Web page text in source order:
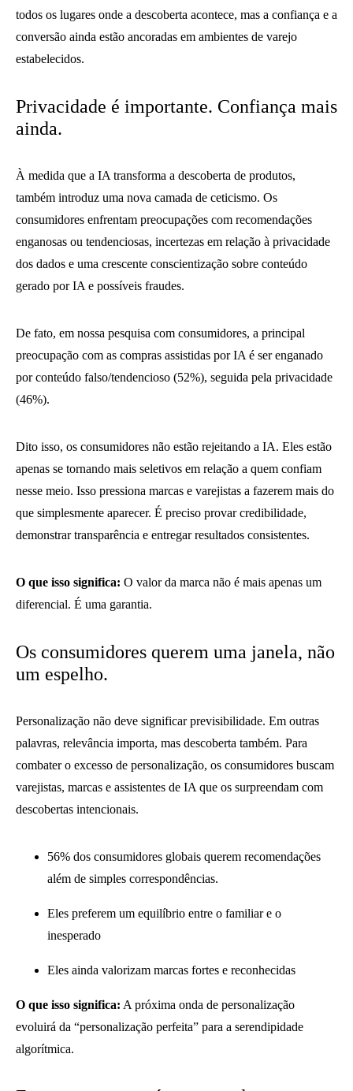
todos os lugares onde a descoberta acontece, mas a confiança e a
conversão ainda estão ancoradas em ambientes de varejo
estabelecidos.
Privacidade é importante. Confiança mais
ainda.
À medida que a IA transforma a descoberta de produtos,
também introduz uma nova camada de ceticismo. Os
consumidores enfrentam preocupações com recomendações
enganosas ou tendenciosas, incertezas em relação à privacidade
dos dados e uma crescente conscientização sobre conteúdo
gerado por IA e possíveis fraudes.
De fato, em nossa pesquisa com consumidores, a principal
preocupação com as compras assistidas por IA é ser enganado
por conteúdo falso/tendencioso (52%), seguida pela privacidade
(46%).
Dito isso, os consumidores não estão rejeitando a IA. Eles estão
apenas se tornando mais seletivos em relação a quem confiam
nesse meio. Isso pressiona marcas e varejistas a fazerem mais do
que simplesmente aparecer. É preciso provar credibilidade,
demonstrar transparência e entregar resultados consistentes.
O que isso significa: O valor da marca não é mais apenas um
diferencial. É uma garantia.
Os consumidores querem uma janela, não
um espelho.
Personalização não deve significar previsibilidade. Em outras
palavras, relevância importa, mas descoberta também. Para
combater o excesso de personalização, os consumidores buscam
varejistas, marcas e assistentes de IA que os surpreendam com
descobertas intencionais.
56% dos consumidores globais querem recomendações
além de simples correspondências.
Eles preferem um equilíbrio entre o familiar e o
inesperado
Eles ainda valorizam marcas fortes e reconhecidas
O que isso significa: A próxima onda de personalização
evoluirá da “personalização perfeita” para a serendipidade
algorítmica.